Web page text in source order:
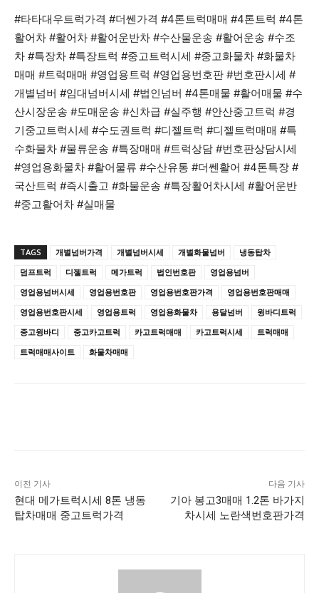
#타타대우트럭가격 #더쎈가격 #4톤트럭매매 #4톤트럭 #4톤
활어차 #활어차 #활어운반차 #수산물운송 #활어운송 #수조
차 #특장차 #특장트럭 #중고트럭시세 #중고화물차 #화물차
매매 #트럭매매 #영업용트럭 #영업용번호판 #번호판시세 #
개별넘버 #임대넘버시세 #법인넘버 #4톤매물 #활어매물 #수
산시장운송 #도매운송 #신차급 #실주행 #안산중고트럭 #경
기중고트럭시세 #수도권트럭 #디젤트럭 #디젤트럭매매 #특
수화물차 #물류운송 #특장매매 #트럭상담 #번호판상담시세
#영업용화물차 #활어물류 #수산유통 #더쎈활어 #4톤특장 #
국산트럭 #즉시출고 #화물운송 #특장활어차시세 #활어운반
#중고활어차 #실매물
TAGS 개별넘버가격 개별넘버시세 개별화물넘버
냉동탑차
덤프트럭
디젤트럭 메가트럭 법인번호판
영업용넘버
영업용넘버시세
영업용번호판 영업용번호판가격
영업용번호판매매
영업용번호판시세
영업용트럭 영업용화물차 용달넘버
윙바디트럭
중고윙바디
중고카고트럭 카고트럭매매 카고트럭시세
트럭매매
트럭매매사이트
화물차매매
이전 기사
현대 메가트럭시세 8톤 냉동
탑차매매 중고트럭가격
다음 기사
기아 봉고3매매 1.2톤 바가지
차시세 노란색번호판가격